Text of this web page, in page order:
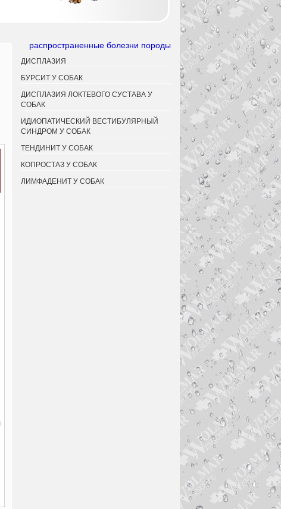
распространенные болезни породы
ДИСПЛАЗИЯ
БУРСИТ У СОБАК
ДИСПЛАЗИЯ ЛОКТЕВОГО СУСТАВА У
СОБАК
ИДИОПАТИЧЕСКИЙ ВЕСТИБУЛЯРНЫЙ
СИНДРОМ У СОБАК
ТЕНДИНИТ У СОБАК
КОПРОСТАЗ У СОБАК
ЛИМФАДЕНИТ У СОБАК